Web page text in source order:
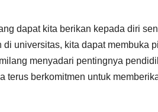
dapat kita berikan kepada diri
universitas, kita dapat membuka
menyadari pentingnya
terus berkomitmen untuk